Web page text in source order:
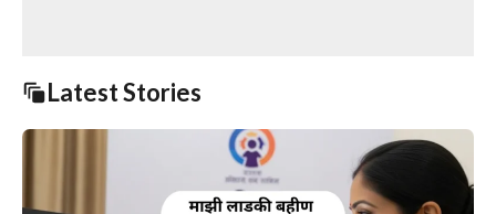
Latest Stories